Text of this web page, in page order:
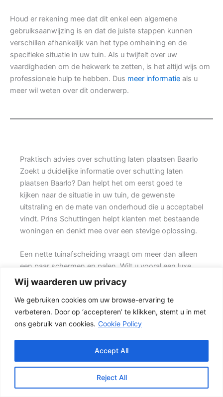
Wij waarderen uw privacy
We gebruiken cookies om uw browse-ervaring te
verbeteren. Door op ‘accepteren’ te klikken, stemt u in met
ons gebruik van cookies. Cookie Policy
Reject All
Accept All
Houd er rekening mee dat dit enkel een algemene
gebruiksaanwijzing is en dat de juiste stappen kunnen
verschillen afhankelijk van het type omheining en de
specifieke situatie in uw tuin. Als u twijfelt over uw
vaardigheden om de hekwerk te zetten, is het altijd wijs om
professionele hulp te hebben. Dus meer informatie als u
meer wil weten over dit onderwerp.
Praktisch advies over schutting laten plaatsen Baarlo
Zoekt u duidelijke informatie over schutting laten
plaatsen Baarlo? Dan helpt het om eerst goed te
kijken naar de situatie in uw tuin, de gewenste
uitstraling en de mate van onderhoud die u acceptabel
vindt. Prins Schuttingen helpt klanten met bestaande
woningen en denkt mee over een stevige oplossing.
Een nette tuinafscheiding vraagt om meer dan alleen
een paar schermen en palen. Wilt u vooral een luxe
uitstraling, dan kan een hout-beton schutting met
hoge betonplaat of zwarte accenten goed passen.
Ook de ondergrond, de lengte van de schutting en de
aanwezigheid van poorten of hoeken hebben invloed
op de beste oplossing.
Schutting kiezen op basis van uitstraling en gebruik
In veel tuinen wordt gekozen voor een combinatie
van hout en beton. {De betonnen onderzijde